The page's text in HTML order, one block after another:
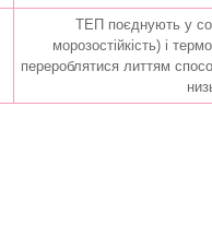
ТЕП поєднують у
морозостійкість) і
перероблятися литтям